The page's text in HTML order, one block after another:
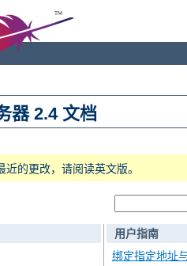
器 2.4 文档
的更改，请阅读英文版。
用户指南
绑定指定地址